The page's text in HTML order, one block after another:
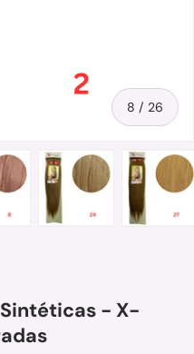
8 / de
26
Sintéticas - X-